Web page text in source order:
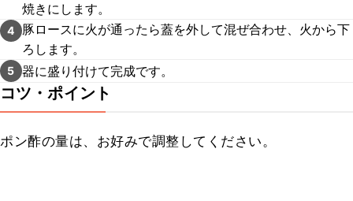
焼きにします。
4
豚ロースに火が通ったら蓋を外して混ぜ合わせ、火から下
ろします。
5 器に盛り付けて完成です。
コツ・ポイント
ポン酢の量は、お好みで調整してください。